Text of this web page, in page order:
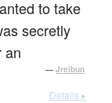
to take
secretly
an
— Jreibun
Details ▸